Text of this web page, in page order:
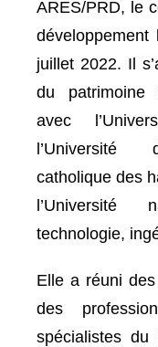
ARES/PRD, le
développement
juillet 2022. Il
du patrimoine
avec
l’Université
catholique des
l’Université
technologie,
Elle a réuni
des
spécialistes